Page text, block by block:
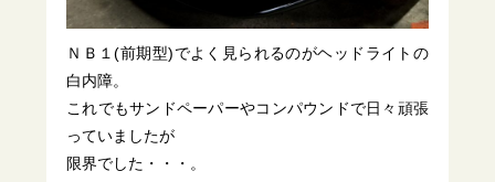
ＮＢ１(前期型)でよく見られるのがヘッドライトの
白内障。
これでもサンドペーパーやコンパウンドで日々頑張
っていましたが
限界でした・・・。